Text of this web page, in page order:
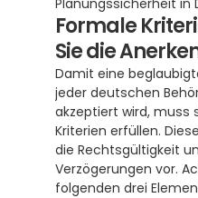
Planungssicherheit in
Formale
Sie die
Damit eine
jeder deutschen
akzeptiert wird,
Kriterien erfüllen.
die Rechtsgültigkeit
Verzögerungen vor.
folgenden drei